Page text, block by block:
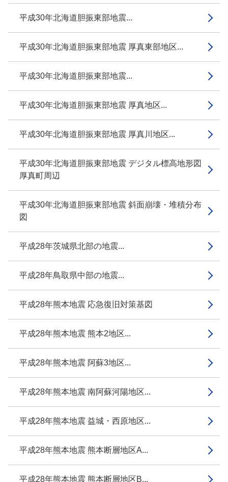
平成30年北海道胆振東部地震...
平成30年北海道胆振東部地震 厚真東部地区...
平成30年北海道胆振東部地震...
平成30年北海道胆振東部地震 厚真地区...
平成30年北海道胆振東部地震 厚真川地区...
平成30年北海道胆振東部地震 デジタル標高地形図
厚真町周辺
平成30年北海道胆振東部地震 斜面崩壊・堆積分布
図
平成28年茨城県北部の地震...
平成28年鳥取県中部の地震...
平成28年熊本地震 応急復旧対策基図
平成28年熊本地震 熊本2地区...
平成28年熊本地震 阿蘇3地区...
平成28年熊本地震 南阿蘇河陽地区...
平成28年熊本地震 益城・西原地区...
平成28年熊本地震 熊本断層地区A...
平成28年熊本地震 熊本断層地区B...